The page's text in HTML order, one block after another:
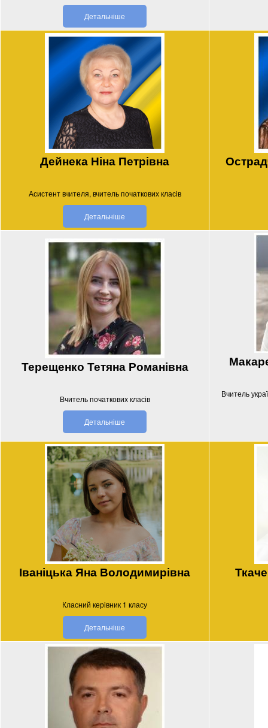
Детальніше
Дейнека Ніна Петрівна
Асистент вчителя, вчитель початкових класів
Детальніше
Терещенко Тетяна Романівна
Вчитель початкових класів
Детальніше
Вчитель
Іваніцька Яна Володимирівна
Класний керівник 1 класу
Детальніше